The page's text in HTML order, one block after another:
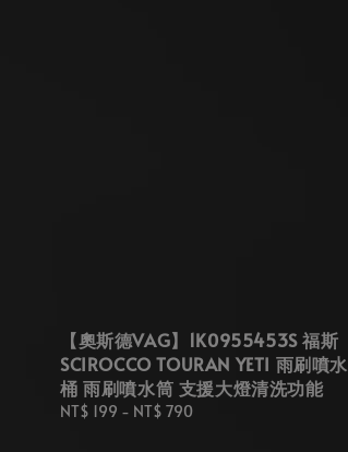
【奧斯德VAG】1K0955453S 福斯
SCIROCCO TOURAN YETI 雨刷噴水
桶 雨刷噴水筒 支援大燈清洗功能
Regular
NT$ 199 - NT$ 790